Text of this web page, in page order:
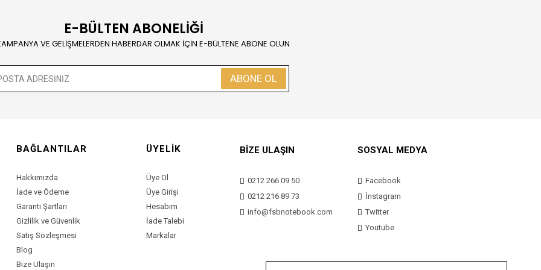
E-BÜLTEN ABONELİĞİ
VE GELİŞMELERDEN HABERDAR OLMAK İÇİN E-BÜLTENE ABONE OLUN
ABONE OL
BAĞLANTILAR
Hakkımızda
İade ve Ödeme
Garanti Şartları
Gizlilik ve Güvenlik
Satış Sözleşmesi
Blog
Bize Ulaşın
ÜYELİK
Üye Ol
Üye Girişi
Hesabım
İade Talebi
Markalar
BİZE ULAŞIN
0212 266 09 50
0212 216 89 73
info@fsbnotebook.com
SOSYAL MEDYA
Facebook
İnstagram
Twitter
Youtube